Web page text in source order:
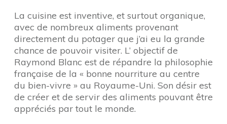
La cuisine est inventive, et surtout organique,
avec de nombreux aliments provenant
directement du potager que j’ai eu la grande
chance de pouvoir visiter. L’ objectif de
Raymond Blanc est de répandre la philosophie
française de la « bonne nourriture au centre
du bien-vivre » au Royaume-Uni. Son désir est
de créer et de servir des aliments pouvant être
appréciés par tout le monde.